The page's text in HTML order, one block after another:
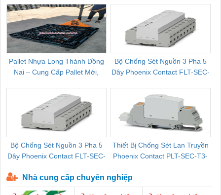
Pallet Nhựa Long Thành Đồng
Nai – Cung Cấp Pallet Mới,
Bộ Chống Sét Nguồn 3 Pha 5
Dây Phoenix Contact FLT-SEC-
Bộ Chống Sét Nguồn 3 Pha 5
Dây Phoenix Contact FLT-SEC-
Thiết Bị Chống Sét Lan Truyền
Phoenix Contact PLT-SEC-T3-
Nhà cung cấp chuyên nghiệp